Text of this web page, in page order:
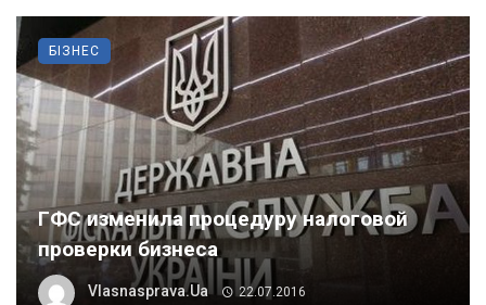
ГФС изменила процедуру налоговой
проверки бизнеса
Vlasnasprava.ua 22.07.2016
БІЗНЕС